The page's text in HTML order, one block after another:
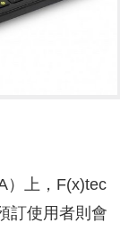
）上，F(x)tec
訂使用者則會